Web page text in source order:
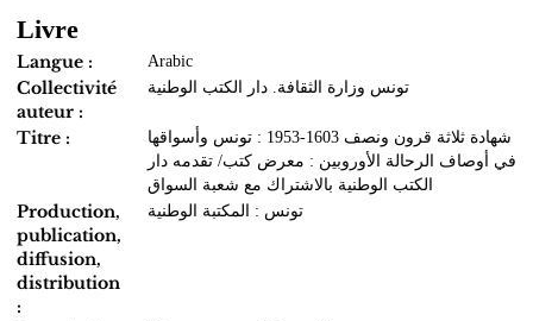
Livre
Langue : Arabic
Collectivité
auteur :
تونس وزارة الثقافة. دار الكتب الوطنية
Titre :
شهادة ثلاثة قرون ونصف 1603-1953 : تونس وأسواقها
في أوصاف الرحالة الأوروبين : معرض كتب/ تقدمه دار
الكتب الوطنية بالاشتراك مع شعبة السواق
Production,
publication,
diffusion,
distribution
:
تونس : المكتبة الوطنية